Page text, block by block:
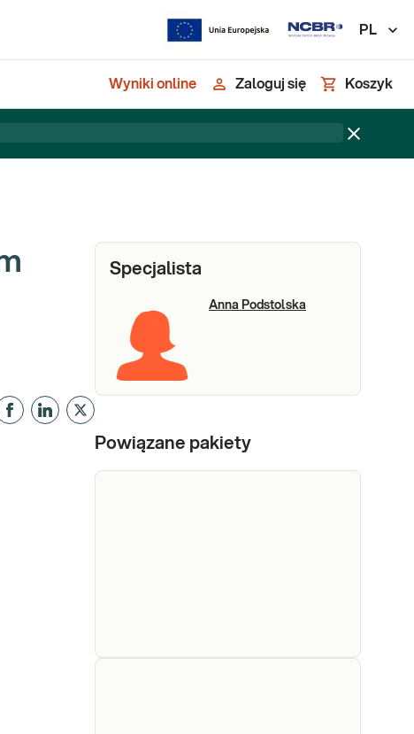
PL
Wyniki online Zaloguj się Koszyk
Specjalista
Anna Podstolska
Powiązane pakiety